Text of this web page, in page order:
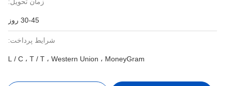
30-45 روز
شرایط پرداخت:
L / C ، T / T ، Western Union ، MoneyGram